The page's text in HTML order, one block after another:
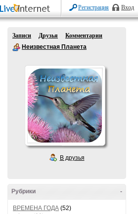
Регистрация Вход
Записи Друзья
Комментарии
Неизвестная Планета
В друзья
-
Рубрики
ВРЕМЕНА ГОДА (52)